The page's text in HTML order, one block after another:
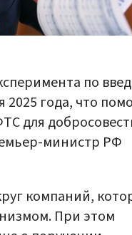
по
года, что
для
министр РФ
компаний,
При этом